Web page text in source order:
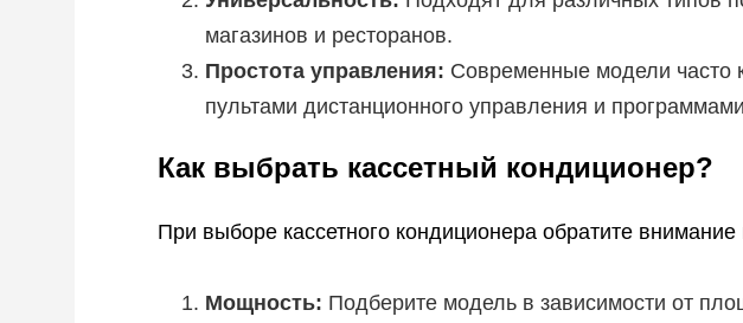
магазинов и ресторанов.
Простота управления: Современные модели часто
пультами дистанционного управления и
Как выбрать кассетный кондиционер?
При выборе кассетного кондиционера обратите
Мощность: Подберите модель в зависимости от